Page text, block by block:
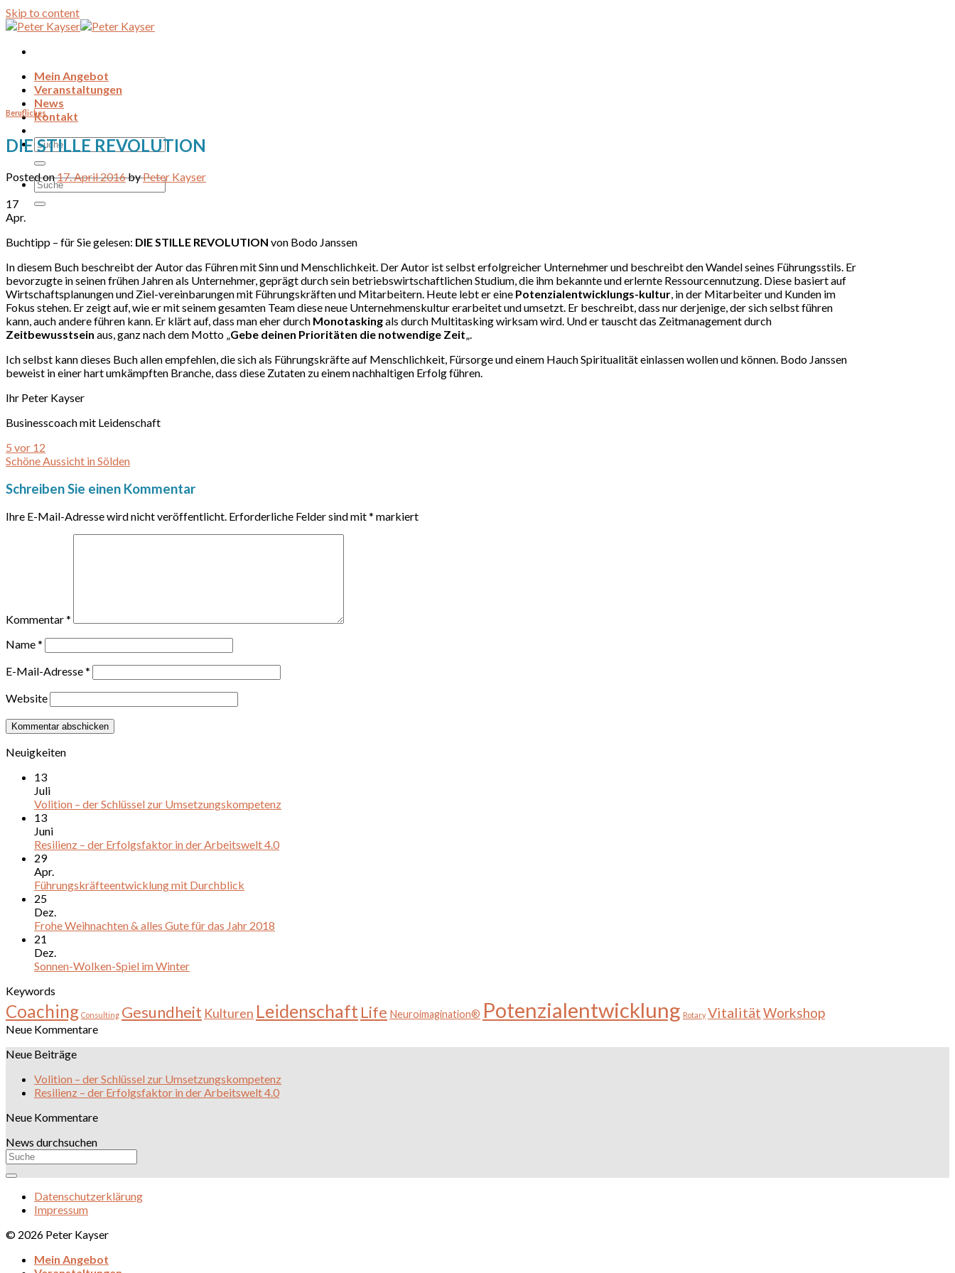
Skip to content
Mein Angebot
Veranstaltungen
News
Kontakt
Berufliches
DIE STILLE REVOLUTION
Posted on17. April 2016byPeter Kayser
17
Apr.
Buchtipp – für Sie gelesen: DIE STILLE REVOLUTION von Bodo Janssen
In diesem Buch beschreibt der Autor das Führen mit Sinn und Menschlichkeit. Der Autor ist selbst erfolgreicher Unternehmer und beschreibt den Wandel seines Führungsstils. Er
bevorzugte in seinen frühen Jahren als Unternehmer, geprägt durch sein betriebswirtschaftlichen Studium, die ihm bekannte und erlernte Ressourcennutzung. Diese basiert auf
Wirtschaftsplanungen und Ziel-vereinbarungen mit Führungskräften und Mitarbeitern. Heute lebt er eine Potenzialentwicklungs-kultur, in der Mitarbeiter und Kunden im
Fokus stehen. Er zeigt auf, wie er mit seinem gesamten Team diese neue Unternehmenskultur erarbeitet und umsetzt. Er beschreibt, dass nur derjenige, der sich selbst führen
kann, auch andere führen kann. Er klärt auf, dass man eher durch Monotaskingals durch Multitasking wirksam wird. Und er tauscht das Zeitmanagement durch
Zeitbewusstsein aus, ganz nach dem Motto „Gebe deinen Prioritäten die notwendige Zeit„.
Ich selbst kann dieses Buch allen empfehlen, die sich als Führungskräfte auf Menschlichkeit, Fürsorge und einem Hauch Spiritualität einlassen wollen und können. Bodo Janssen
beweist in einer hart umkämpften Branche, dass diese Zutaten zu einem nachhaltigen Erfolg führen.
Ihr Peter Kayser
Businesscoach mit Leidenschaft
5 vor 12
Schöne Aussicht in Sölden
Schreiben Sie einen Kommentar
Ihre E-Mail-Adresse wird nicht veröffentlicht. Erforderliche Felder sind mit* markiert
Kommentar*
Name*
E-Mail-Adresse*
Website
Neuigkeiten
13
Juli
Volition – der Schlüssel zur Umsetzungskompetenz
13
Juni
Resilienz – der Erfolgsfaktor in der Arbeitswelt 4.0
29
Apr.
Führungskräfteentwicklung mit Durchblick
25
Dez.
Frohe Weihnachten & alles Gute für das Jahr 2018
21
Dez.
Sonnen-Wolken-Spiel im Winter
Keywords
Coaching Consulting Gesundheit Kulturen Leidenschaft Life Neuroimagination® Potenzialentwicklung Rotary VitalitätWorkshop
Neue Kommentare
Neue Beiträge
Volition – der Schlüssel zur Umsetzungskompetenz
Resilienz – der Erfolgsfaktor in der Arbeitswelt 4.0
Neue Kommentare
News durchsuchen
Datenschutzerklärung
Impressum
© 2026 Peter Kayser
Mein Angebot